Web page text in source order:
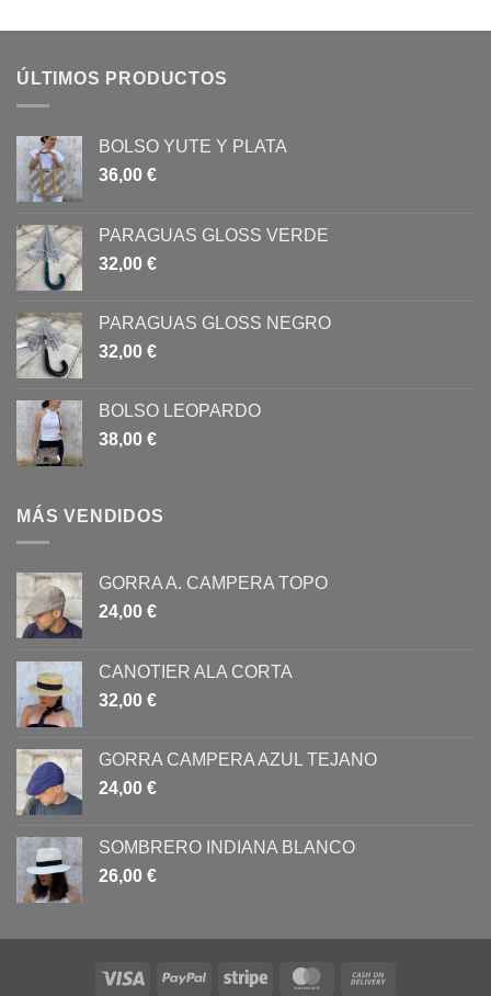
ÚLTIMOS PRODUCTOS
BOLSO YUTE Y PLATA
36,00 €
PARAGUAS GLOSS VERDE
32,00 €
PARAGUAS GLOSS NEGRO
32,00 €
BOLSO LEOPARDO
38,00 €
MÁS VENDIDOS
GORRA A. CAMPERA TOPO
24,00 €
CANOTIER ALA CORTA
32,00 €
GORRA CAMPERA AZUL TEJANO
24,00 €
SOMBRERO INDIANA BLANCO
26,00 €
Visa PayPal Stripe MasterCard